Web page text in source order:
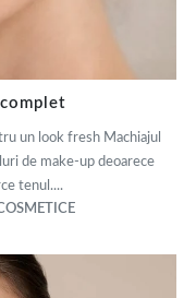
un look fresh Machiajul
de make-up deoarece
tenul....